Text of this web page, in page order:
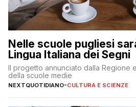
Nelle scuole pugliesi
Lingua Italiana dei Segni
Il progetto annunciato dalla Regione
della scuole medie
NEXTQUOTIDIANO-CULTURA E SCIENZE